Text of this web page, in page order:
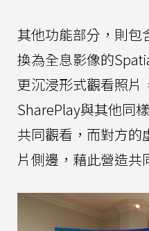
其他功能部分，則包
換為全息影像的
更沉浸形式觀看照片
SharePlay與其他同
共同觀看，而對方的
片側邊，藉此營造共